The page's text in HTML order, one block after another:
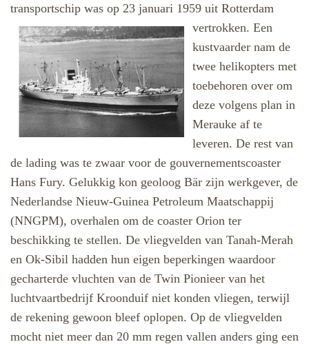
transportschip was op 23 januari 1959 uit Rotterdam
vertrokken. Een
kustvaarder nam de
twee helikopters met
toebehoren over om
deze volgens plan in
Merauke af te
leveren. De rest van
de lading was te zwaar voor de gouvernementscoaster
Hans Fury. Gelukkig kon geoloog Bär zijn werkgever, de
Nederlandse Nieuw-Guinea Petroleum Maatschappij
(NNGPM), overhalen om de coaster Orion ter
beschikking te stellen. De vliegvelden van Tanah-Merah
en Ok-Sibil hadden hun eigen beperkingen waardoor
gecharterde vluchten van de Twin Pionieer van het
luchtvaartbedrijf Kroonduif niet konden vliegen, terwijl
de rekening gewoon bleef oplopen. Op de vliegvelden
mocht niet meer dan 20 mm regen vallen anders ging een